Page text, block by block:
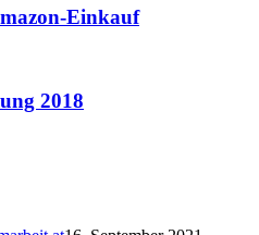
Einkauf
2018